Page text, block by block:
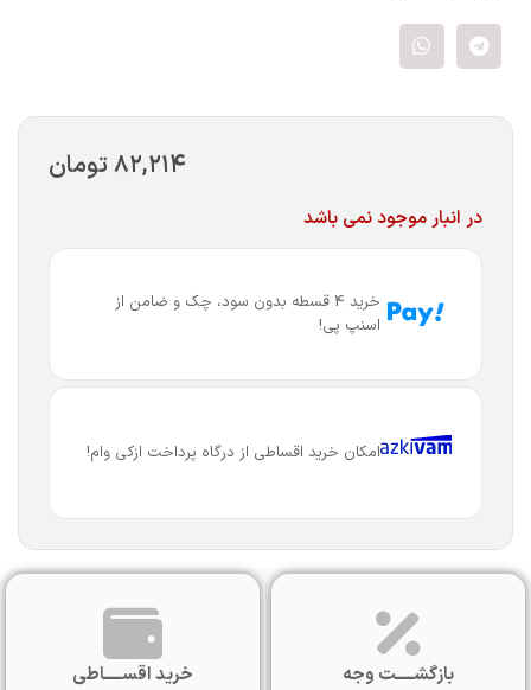
۸۲,۲۱۴تومان
در انبار موجود نمی باشد
خرید 4 قسطه بدون سود، چک و ضامن از
اسنپ پی!
امکان خرید اقساطی از درگاه پرداخت ازکی وام!
بازگشـــــت وجه خرید اقســـــاطی